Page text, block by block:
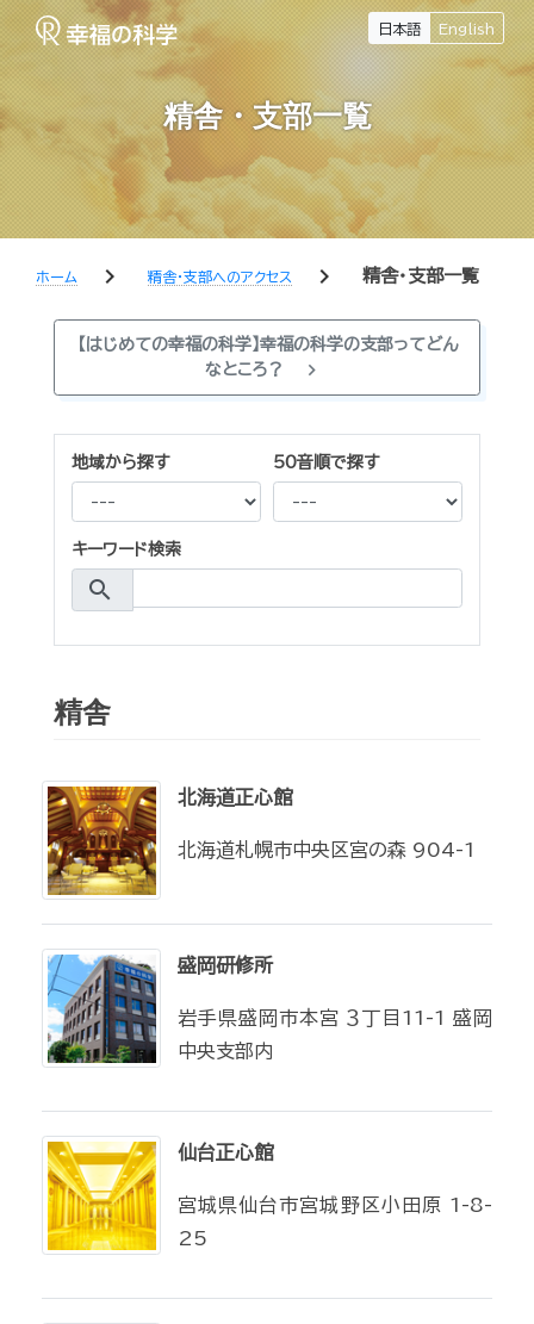
日本語 English
精舎・支部一覧
ホーム chevron_right 精舎・支部へのアクセス chevron_right 精舎・支部一覧
【はじめての幸福の科学】幸福の科学の支部ってどん
なところ？
chevron_right
地域から探す 50音順で探す
キーワード検索
search
精舎
北海道正心館
北海道札幌市中央区宮の森 904-1
盛岡研修所
岩手県盛岡市本宮 ３丁目11-1 盛岡
中央支部内
仙台正心館
宮城県仙台市宮城野区小田原 1-8-
25